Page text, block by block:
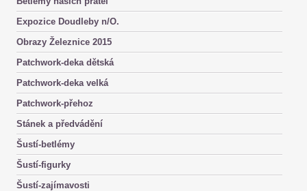
Expozice Doudleby n/O.
Obrazy Železnice 2015
Patchwork-deka dětská
Patchwork-deka velká
Patchwork-přehoz
Stánek a předvádění
Šustí-betlémy
Šustí-figurky
Šustí-zajímavosti